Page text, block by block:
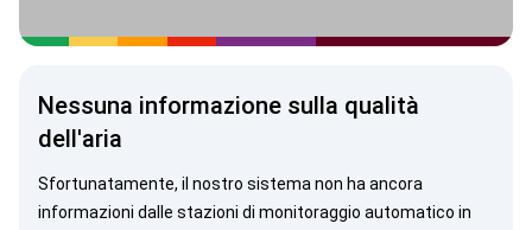
Nessuna informazione sulla qualità
dell'aria
Sfortunatamente, il nostro sistema non ha ancora
informazioni dalle stazioni di monitoraggio automatico in